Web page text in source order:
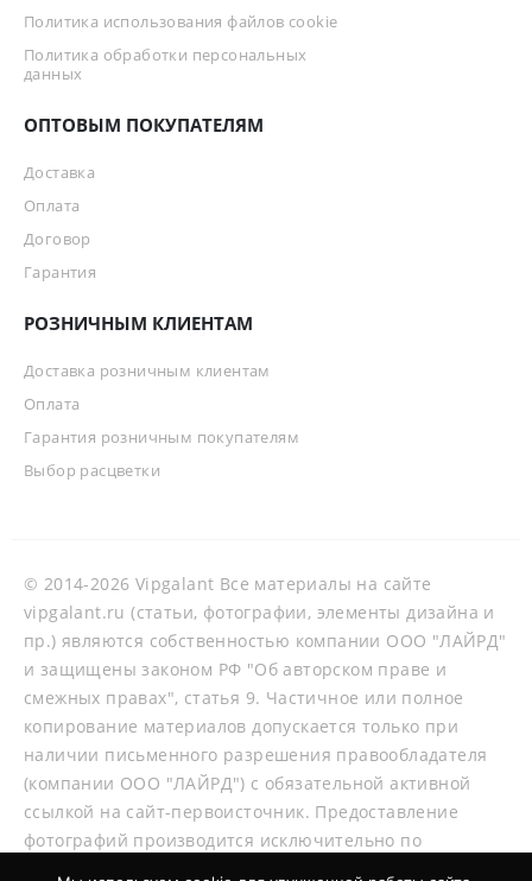
Политика использования файлов cookie
Политика обработки персональных
данных
ОПТОВЫМ ПОКУПАТЕЛЯМ
Доставка
Оплата
Договор
Гарантия
РОЗНИЧНЫМ КЛИЕНТАМ
Доставка розничным клиентам
Оплата
Гарантия розничным покупателям
Выбор расцветки
© 2014-2026 Vipgalant Все материалы на сайте
vipgalant.ru (статьи, фотографии, элементы дизайна и
пр.) являются собственностью компании ООО "ЛАЙРД"
и защищены законом РФ "Об авторском праве и
смежных правах", статья 9. Частичное или полное
копирование материалов допускается только при
наличии письменного разрешения правообладателя
(компании ООО "ЛАЙРД") с обязательной активной
ссылкой на сайт-первоисточник. Предоставление
фотографий производится исключительно по